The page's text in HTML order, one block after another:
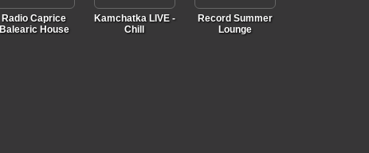
Radio Caprice
Balearic House
Kamchatka LIVE -
Chill
Record Summer
Lounge